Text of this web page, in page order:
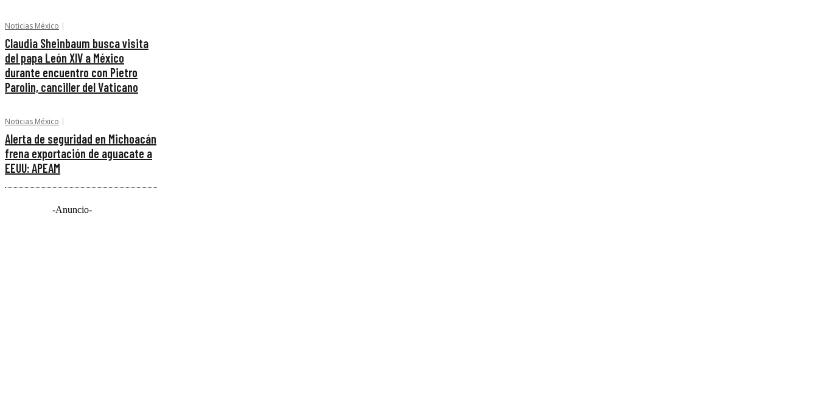
Noticias México
Claudia Sheinbaum busca visita
del papa León XIV a México
durante encuentro con Pietro
Parolin, canciller del Vaticano
Noticias México
Alerta de seguridad en Michoacán
frena exportación de aguacate a
EEUU: APEAM
-Anuncio-